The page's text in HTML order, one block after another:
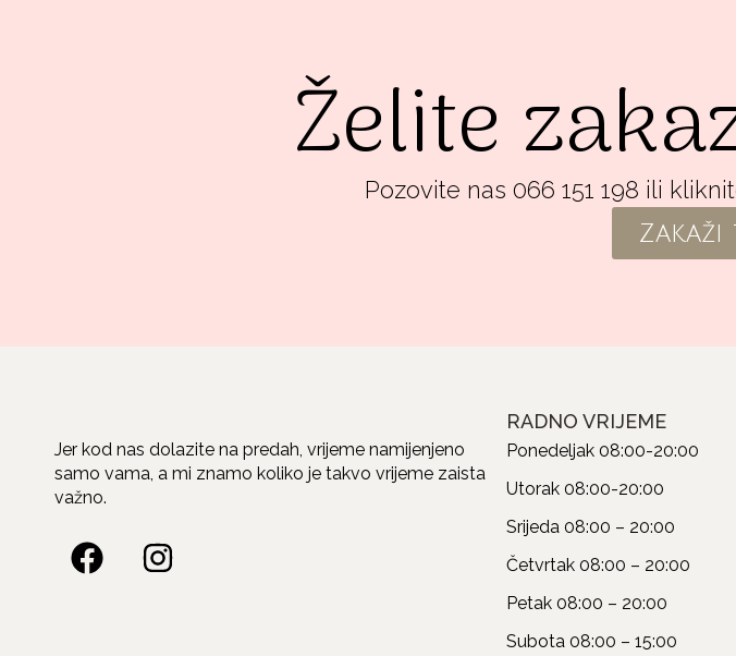
Želite
Pozovite nas 066 151 198 ili
Jer kod nas dolazite na predah, vrijeme namijenjeno
samo vama, a mi znamo koliko je takvo vrijeme zaista
važno.
RADNO VRIJEME
Ponedeljak08:00-20:00
Utorak08:00-20:00
Srijeda08:00 – 20:00
Četvrtak08:00 – 20:00
Petak08:00 – 20:00
Subota08:00 – 15:00